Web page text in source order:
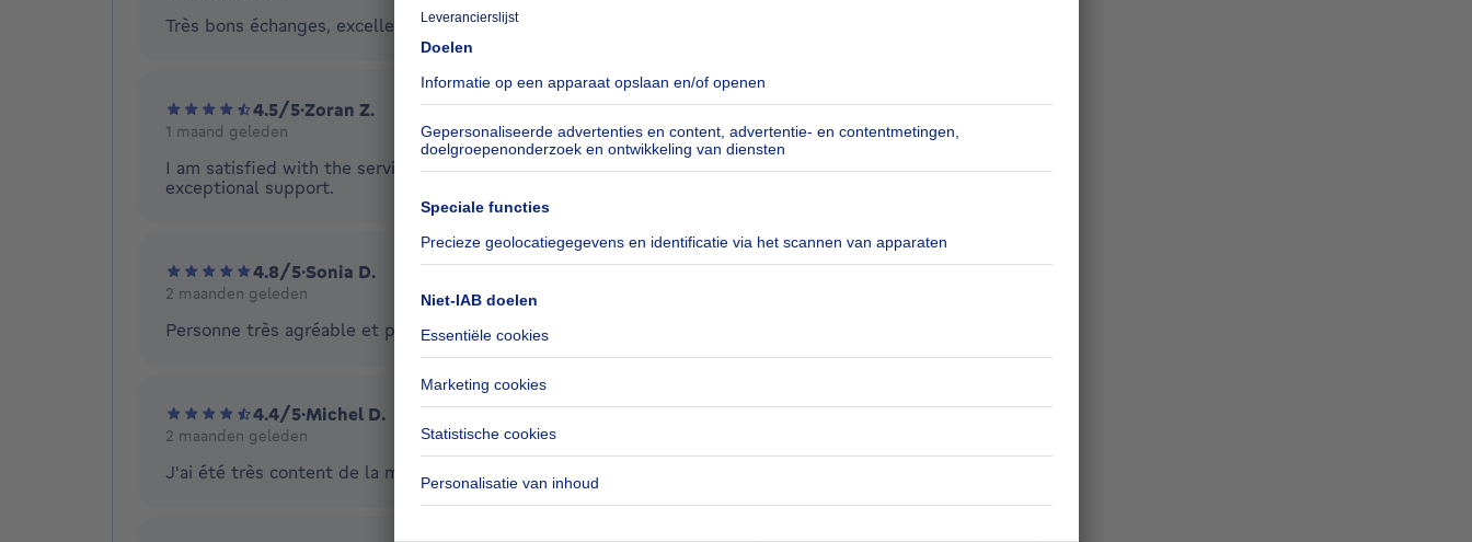
Très bons échanges, excellent accueil, très bon suivi. Merci
4.5/5·Zoran Z.
Meer acties
1 maand geleden
I am satisfied with the service. Agent Sacha was particularly helpful and provided
exceptional support.
4.8/5·Sonia D.
2 maanden geleden
Personne très agréable et professionnelle, je suis satisfaite.
4.4/5·Michel D.
2 maanden geleden
J'ai été très content de la manière dont ils nous ont épaulés